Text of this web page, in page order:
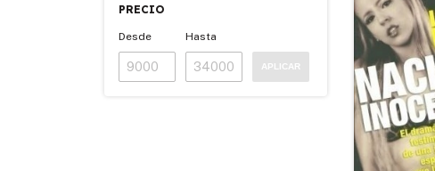
PRECIO
Desde Hasta
APLICAR